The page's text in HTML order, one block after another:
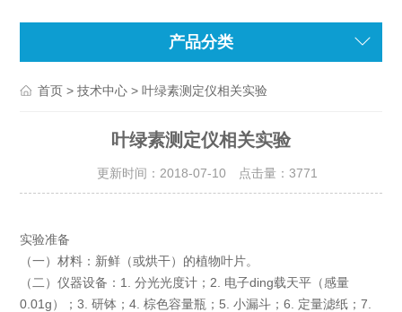
产品分类
首页 >技术中心 > 叶绿素测定仪相关实验
叶绿素测定仪相关实验
更新时间：2018-07-10 点击量： 3771
实验准备
（一）材料：新鲜（或烘干）的植物叶片。
（二）仪器设备：1. 分光光度计；2. 电子ding载天平（感量
0.01g）；3. 研钵；4. 棕色容量瓶；5. 小漏斗；6. 定量滤纸；7.